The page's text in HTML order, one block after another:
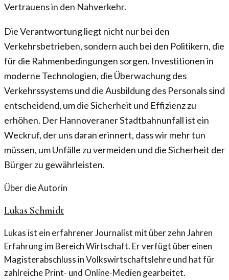
Vertrauens in den Nahverkehr.
Die Verantwortung liegt nicht nur bei den
Verkehrsbetrieben, sondern auch bei den Politikern, die
für die Rahmenbedingungen sorgen. Investitionen in
moderne Technologien, die Überwachung des
Verkehrssystems und die Ausbildung des Personals sind
entscheidend, um die Sicherheit und Effizienz zu
erhöhen. Der Hannoveraner Stadtbahnunfall ist ein
Weckruf, der uns daran erinnert, dass wir mehr tun
müssen, um Unfälle zu vermeiden und die Sicherheit der
Bürger zu gewährleisten.
Über die Autorin
Lukas Schmidt
Lukas ist ein erfahrener Journalist mit über zehn Jahren
Erfahrung im Bereich Wirtschaft. Er verfügt über einen
Magisterabschluss in Volkswirtschaftslehre und hat für
zahlreiche Print- und Online-Medien gearbeitet.